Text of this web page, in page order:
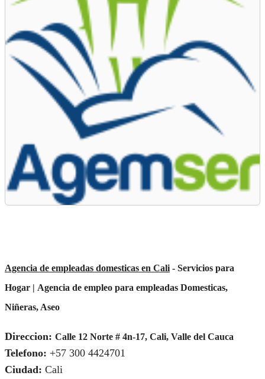
Agencia de empleadas domesticas en Cali- Servicios para
Hogar | Agencia de empleo para empleadas Domesticas,
Niñeras, Aseo
Direccion: Calle 12 Norte # 4n-17, Cali, Valle del Cauca
Telefono: +57 300 4424701
Ciudad: Cali